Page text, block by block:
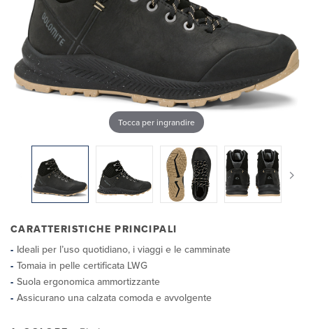
Tocca per ingrandire
CARATTERISTICHE PRINCIPALI
Ideali per l’uso quotidiano, i viaggi e le camminate
Tomaia in pelle certificata LWG
Suola ergonomica ammortizzante
Assicurano una calzata comoda e avvolgente